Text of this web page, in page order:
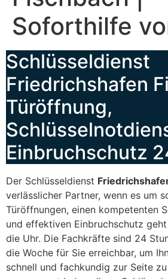
Soforthilfe
Schlüsseldienst
Friedrichshafen
Türöffnung,
Einbruchschutz
Der Schlüsseldienst
verlässlicher Partner, wenn es um
Türöffnungen, einen kompetenten
und effektiven Einbruchschutz
die Uhr. Die Fachkräfte sind 24
die Woche für Sie erreichbar, um
schnell und fachkundig zur Seite